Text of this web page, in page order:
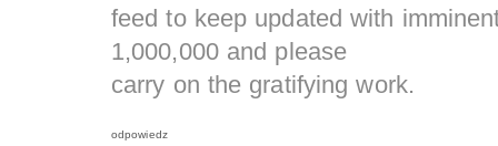
feed to keep updated with
1,000,000 and please
carry on the gratifying work.
odpowiedz